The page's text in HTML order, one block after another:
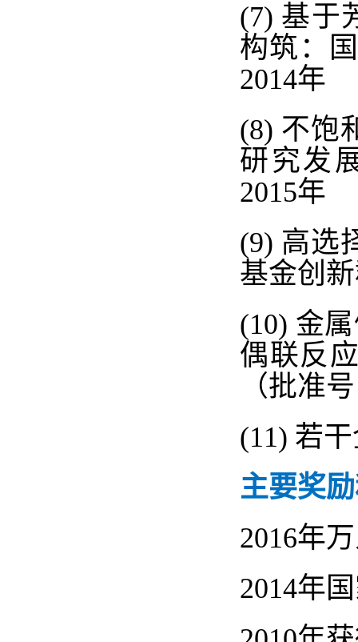
(7) 基于
构筑：
2014年
(8) 不饱
研究发
2015年
(9) 高选
基金创
(10) 金
偶联反
（批准
(11) 若
主要奖
2016年
2014年